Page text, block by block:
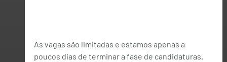
As vagas são limitadas e estamos apenas a
poucos dias de terminar a fase de candidaturas.